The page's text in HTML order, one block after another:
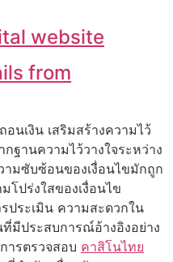
website
from
นเงิน เสริมสร้างความไว้
กฐานความไว้วางใจระหว่าง
ามซับซ้อนของเงื่อนไขมักถูก
ปร่งใสของเงื่อนไข
ประเมิน ความสะดวกใน
มีประสบการณ์อ้างอิงอย่าง
ารตรวจสอบ คาสิโนไทย